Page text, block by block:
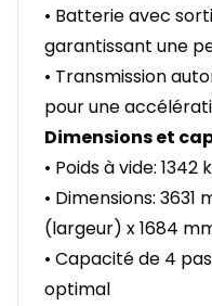
• Batterie avec
garantissant une
• Transmission
pour une
Dimensions et
• Poids à vide: 1342
• Dimensions:
(largeur) x 1684
• Capacité de 4
optimal